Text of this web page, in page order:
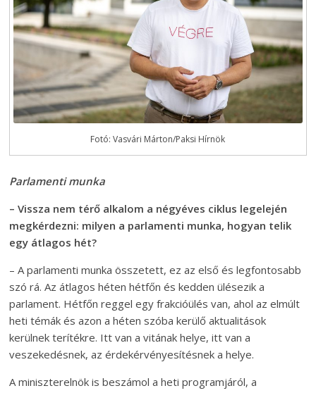
Fotó: Vasvári Márton/Paksi Hírnök
Parlamenti munka
– Vissza nem térő alkalom a négyéves ciklus legelején
megkérdezni: milyen a parlamenti munka, hogyan telik
egy átlagos hét?
– A parlamenti munka összetett, ez az első és legfontosabb
szó rá. Az átlagos héten hétfőn és kedden ülésezik a
parlament. Hétfőn reggel egy frakcióülés van, ahol az elmúlt
heti témák és azon a héten szóba kerülő aktualitások
kerülnek terítékre. Itt van a vitának helye, itt van a
veszekedésnek, az érdekérvényesítésnek a helye.
A miniszterelnök is beszámol a heti programjáról, a